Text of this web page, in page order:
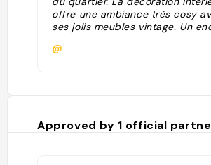
offre une ambiance très cosy
ses jolis meubles vintage. Un
de journée ou bouquiner en
@
Approved by 1 official